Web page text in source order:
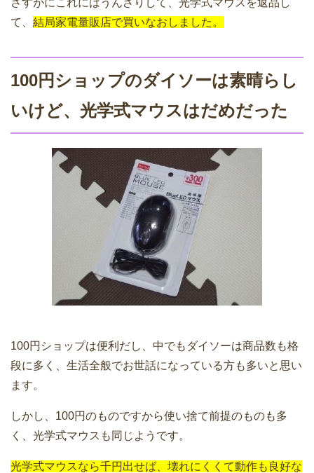
て、 結局家電量販店で買いなおしました。
100円ショップのダイソーは素晴らし
いけど、光学式マウスはだめだった
100円ショップは便利だし、中でもダイソーは商品数も格
段に多く、生活全般でお世話になっている方も多いと思い
ます。
しかし、100円のものですから使い捨て前提のものも多
く、光学式マウスも同じようです。
光学式マウスなら千円出せば、壊れにくくて動作も良好な